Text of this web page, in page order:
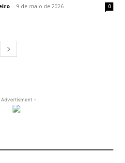
- 9 de maio de 2026 0
-